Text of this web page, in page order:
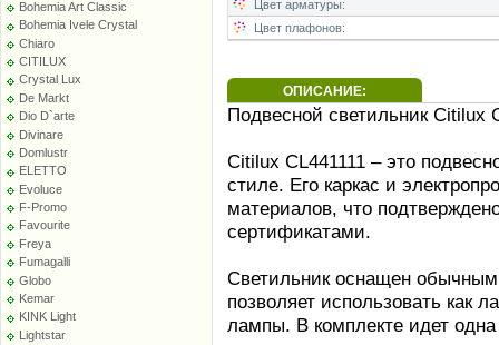
Bohemia Art Classic
Bohemia Ivele Crystal
Chiaro
CITILUX
Crystal Lux
De Markt
Dio D`arte
Divinare
Domlustr
ELETTO
Evoluce
F-Promo
Favourite
Freya
Fumagalli
Globo
Kemar
KINK Light
Lightstar
Цвет арматуры:
Цвет плафонов:
ОПИСАНИЕ:
Подвесной светильник Citilux
Citilux CL441111 – это
стиле. Его каркас и
материалов, что
сертификатами.
Светильник оснащен
позволяет использовать как
лампы. В комплекте идет